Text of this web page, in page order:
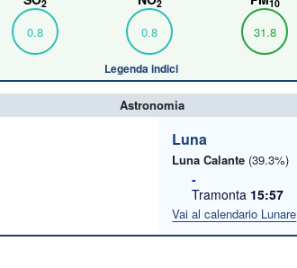
2
0.8
2
0.8
10
31.8
Legenda indici
Astronomia
Luna
Luna Calante (39.3%)
-
Tramonta 15:57
Vai al calendario Lunare